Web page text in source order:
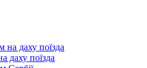
даху поїзда